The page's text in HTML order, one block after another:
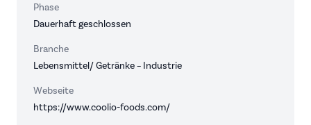
Phase
Dauerhaft geschlossen
Branche
Lebensmittel/ Getränke – Industrie
Webseite
https://www.coolio-foods.com/